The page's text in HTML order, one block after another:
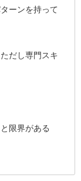
ーンを持って
だし専門スキ
限界がある